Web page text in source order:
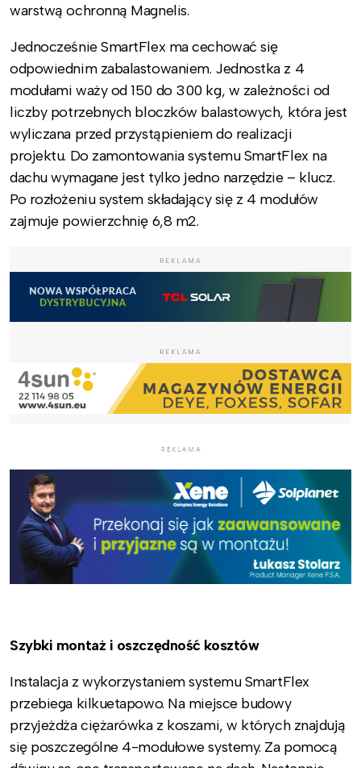
warstwą ochronną Magnelis.
Jednocześnie SmartFlex ma cechować się
odpowiednim zabalastowaniem. Jednostka z 4
modułami waży od 150 do 300 kg, w zależności od
liczby potrzebnych bloczków balastowych, która jest
wyliczana przed przystąpieniem do realizacji
projektu. Do zamontowania systemu SmartFlex na
dachu wymagane jest tylko jedno narzędzie – klucz.
Po rozłożeniu system składający się z 4 modułów
zajmuje powierzchnię 6,8 m2.
REKLAMA
REKLAMA
Szybki montaż i oszczędność kosztów
Instalacja z wykorzystaniem systemu SmartFlex
przebiega kilkuetapowo. Na miejsce budowy
przyjeżdża ciężarówka z koszami, w których znajdują
się poszczególne 4-modułowe systemy. Za pomocą